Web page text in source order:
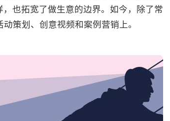
也拓宽了做生意的边界。如今，除了常
策划、创意视频和案例营销上。